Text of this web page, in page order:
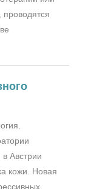
проводятся
в Австрии
кожи. Новая